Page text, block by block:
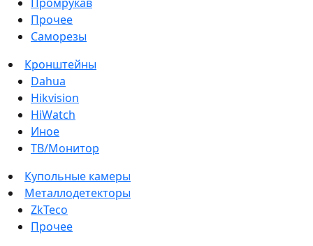
Прочее
Саморезы
Кронштейны
Dahua
Hikvision
HiWatch
Иное
ТВ/Монитор
Купольные камеры
Металлодетекторы
ZkTeco
Прочее